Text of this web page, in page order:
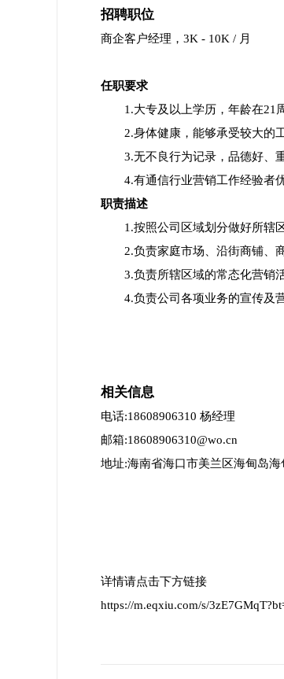
招聘职位
商企客户经理，3K - 10K / 月
任职要求
1.大专及以上学历，年龄在21
2.身体健康，能够承受较大的
3.无不良行为记录，品德好、
4.有通信行业营销工作经验者优
职责描述
1.按照公司区域划分做好所辖
2.负责家庭市场、沿街商铺、
3.负责所辖区域的常态化营销
4.负责公司各项业务的宣传及
相关信息
电话:18608906310 杨经理
邮箱:18608906310@wo.cn
地址:海南省海口市美兰区海甸岛
详情请点击下方链接
https://m.eqxiu.com/s/